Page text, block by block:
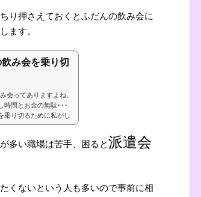
り押さえておくとふだんの飲み会に
ます。
み会を乗り切
会ってありますよね。
時間とお金の無駄･･･
乗り切るために私がし
らない！会社の飲み会
られてはいなかったの
年会や新年会、歓送迎
多い職場は苦手、困ると派遣会
くないという人も多いので事前に相